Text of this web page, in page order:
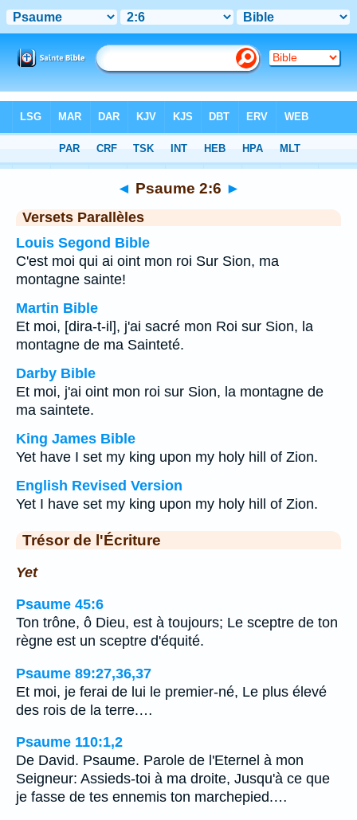
Chapitre 2> Verset 6
◄ Psaume 2:6 ►
Versets Parallèles
Louis Segond Bible
C'est moi qui ai oint mon roi Sur Sion, ma
montagne sainte!
Martin Bible
Et moi, [dira-t-il], j'ai sacré mon Roi sur Sion, la
montagne de ma Sainteté.
Darby Bible
Et moi, j'ai oint mon roi sur Sion, la montagne de
ma saintete.
King James Bible
Yet have I set my king upon my holy hill of Zion.
English Revised Version
Yet I have set my king upon my holy hill of Zion.
Trésor de l'Écriture
Yet
Psaume 45:6
Ton trône, ô Dieu, est à toujours; Le sceptre de ton
règne est un sceptre d'équité.
Psaume 89:27,36,37
Et moi, je ferai de lui le premier-né, Le plus élevé
des rois de la terre.…
Psaume 110:1,2
De David. Psaume. Parole de l'Eternel à mon
Seigneur: Assieds-toi à ma droite, Jusqu'à ce que
je fasse de tes ennemis ton marchepied.…